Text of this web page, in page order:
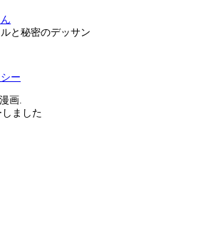
と秘密のデッサン
ー
画.
ました